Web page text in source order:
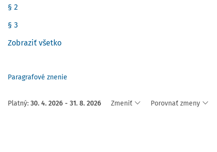
§ 2
§ 3
Zobraziť všetko
Paragrafové znenie
Platný: 30. 4. 2026 - 31. 8. 2026 Zmeniť Porovnať zmeny